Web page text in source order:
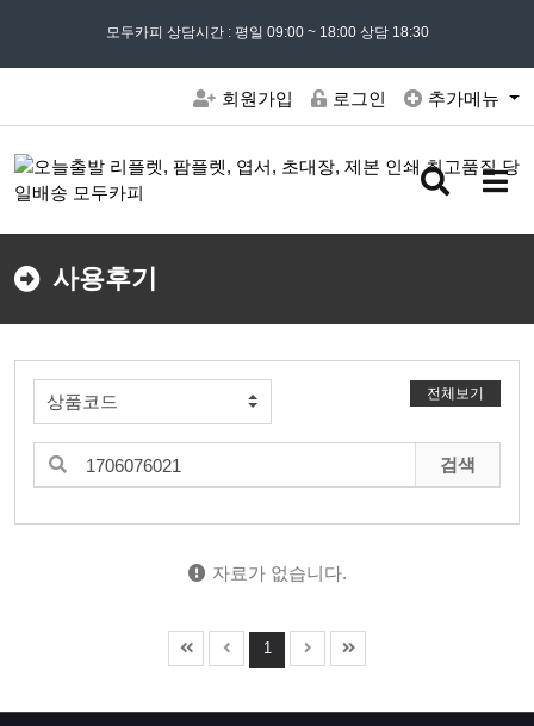
모든 문의는02) 302 - 7797및 ' 견적문의 ' 게시판을 이용해주세요
모두카피 상담시간 : 평일 09:00 ~ 18:00 상담 18:30
회원가입 로그인 추가메뉴
검
버
메
버
사용후기
전체보기
검색
자료가 없습니다.
1